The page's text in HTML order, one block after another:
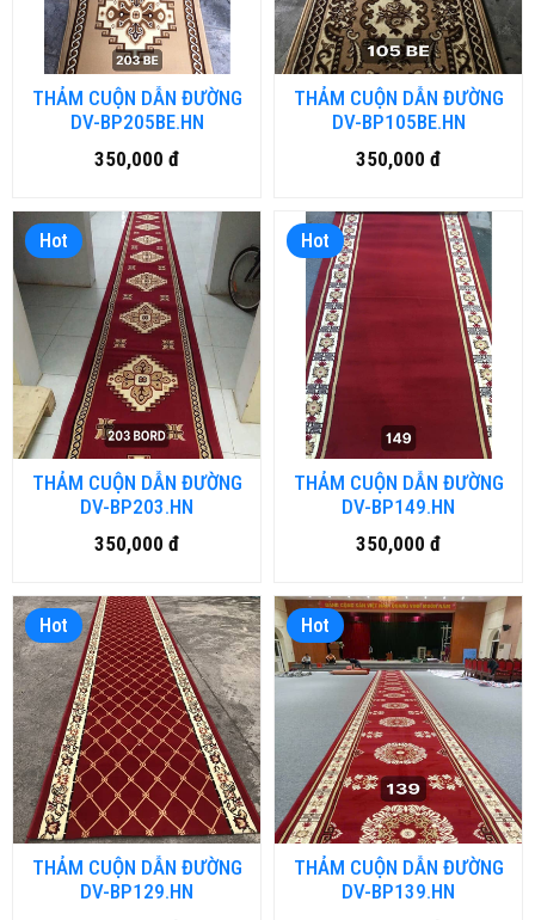
THẢM CUỘN DẪN ĐƯỜNG
DV-BP205BE.HN
350,000 đ
THẢM CUỘN DẪN ĐƯỜNG
DV-BP105BE.HN
350,000 đ
Hot
THẢM CUỘN DẪN ĐƯỜNG
DV-BP203.HN
350,000 đ
Hot
THẢM CUỘN DẪN ĐƯỜNG
DV-BP149.HN
350,000 đ
Hot
THẢM CUỘN DẪN ĐƯỜNG
DV-BP129.HN
Hot
THẢM CUỘN DẪN ĐƯỜNG
DV-BP139.HN